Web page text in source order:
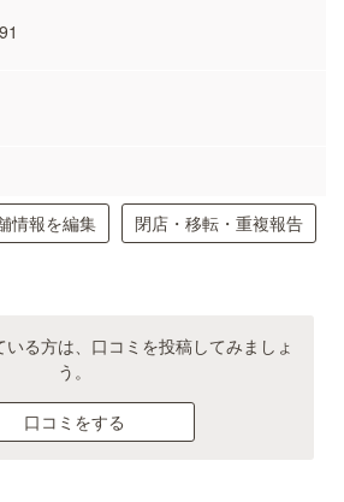
情報を編集 閉店・移転・重複報告
る方は、口コミを投稿してみましょ
う。
口コミをする